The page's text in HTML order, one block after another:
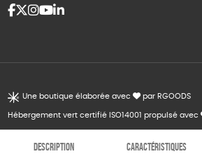
Une boutique élaborée avec par RGOODS
Hébergement vert certifié ISO14001 propulsé avec
DESCRIPTION CARACTÉRISTIQUES